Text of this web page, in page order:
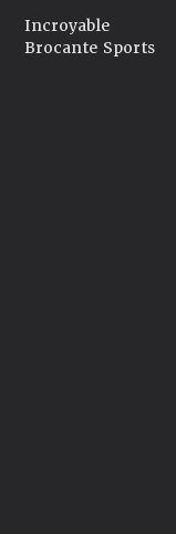
Incroyable
Brocante Sports